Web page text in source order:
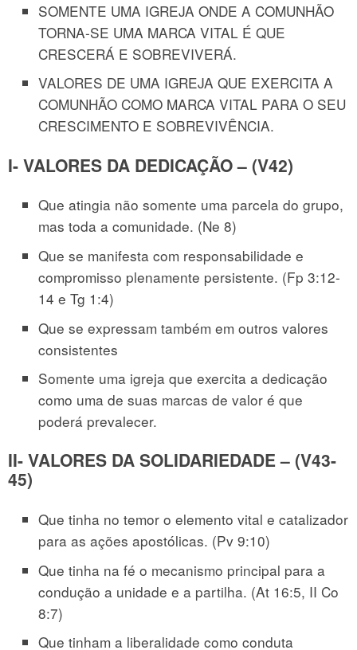
SOMENTE UMA IGREJA ONDE A COMUNHÃO
TORNA-SE UMA MARCA VITAL É QUE
CRESCERÁ E SOBREVIVERÁ.
VALORES DE UMA IGREJA QUE EXERCITA A
COMUNHÃO COMO MARCA VITAL PARA O SEU
CRESCIMENTO E SOBREVIVÊNCIA.
I- VALORES DA DEDICAÇÃO – (V42)
Que atingia não somente uma parcela do grupo,
mas toda a comunidade. (Ne 8)
Que se manifesta com responsabilidade e
compromisso plenamente persistente. (Fp 3:12-
14 e Tg 1:4)
Que se expressam também em outros valores
consistentes
Somente uma igreja que exercita a dedicação
como uma de suas marcas de valor é que
poderá prevalecer.
II- VALORES DA SOLIDARIEDADE – (V43-
45)
Que tinha no temor o elemento vital e catalizador
para as ações apostólicas. (Pv 9:10)
Que tinha na fé o mecanismo principal para a
condução a unidade e a partilha. (At 16:5, II Co
8:7)
Que tinham a liberalidade como conduta